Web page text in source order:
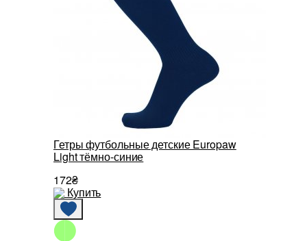
Гетры футбольные детские Europaw
Light тёмно-синие
172₴
Купить